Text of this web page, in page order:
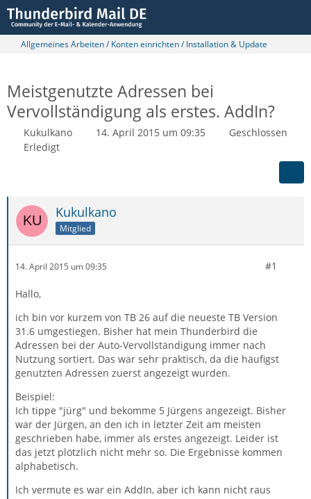
Allgemeines Arbeiten / Konten einrichten / Installation & Update
Meistgenutzte Adressen bei
Vervollständigung als erstes. AddIn?
Kukulkano 14. April 2015 um 09:35
Geschlossen
Erledigt
Kukulkano
Mitglied
14. April 2015 um 09:35 #1
Hallo,
ich bin vor kurzem von TB 26 auf die neueste TB Version
31.6 umgestiegen. Bisher hat mein Thunderbird die
Adressen bei der Auto-Vervollständigung immer nach
Nutzung sortiert. Das war sehr praktisch, da die häufigst
genutzten Adressen zuerst angezeigt wurden.
Beispiel:
Ich tippe "jürg" und bekomme 5 Jürgens angezeigt. Bisher
war der Jürgen, an den ich in letzter Zeit am meisten
geschrieben habe, immer als erstes angezeigt. Leider ist
das jetzt plötzlich nicht mehr so. Die Ergebnisse kommen
alphabetisch.
Ich vermute es war ein AddIn, aber ich kann nicht raus